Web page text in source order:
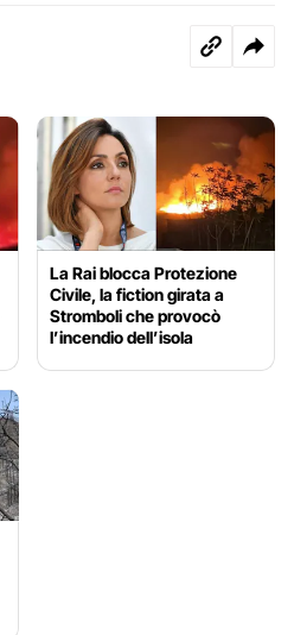
La Rai blocca Protezione
Civile, la fiction girata a
Stromboli che provocò
l’incendio dell’isola